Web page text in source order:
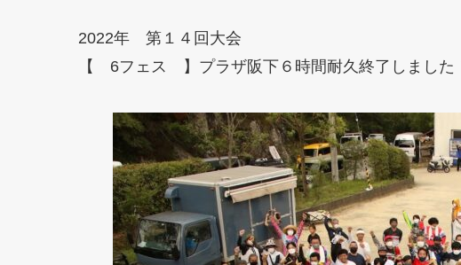
2022年 第１４回大会
【 6フェス 】プラザ阪下６時間耐久終了しました